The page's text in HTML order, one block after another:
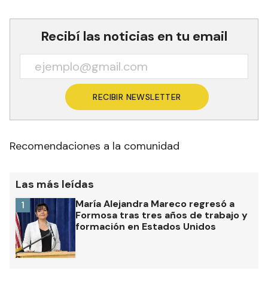
Recibí las noticias en tu email
RECIBIR NEWSLETTER
Recomendaciones a la comunidad
Las más leídas
María Alejandra Mareco regresó a
Formosa tras tres años de trabajo y
formación en Estados Unidos
1